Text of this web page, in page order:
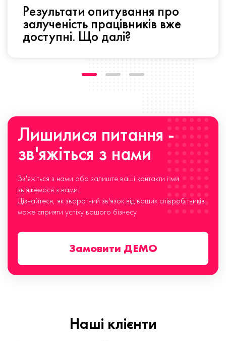
Результати опитування про
залученість працівників вже
доступні. Що далі?
Лишилися питання -
зв'яжіться з нами
Зв'яжіться з нами або залиште ваші контакти і ми
зв'яжемося з вами.
Дізнайтеся, як зворотний зв'язок від ваших співробітників
може сприяти успіху вашого бізнесу
Замовити ДЕМО
Наші клієнти